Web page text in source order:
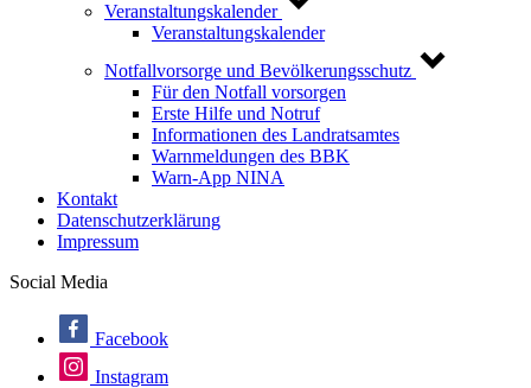
Veranstaltungskalender
Veranstaltungskalender
Notfallvorsorge und Bevölkerungsschutz
Für den Notfall vorsorgen
Erste Hilfe und Notruf
Informationen des Landratsamtes
Warnmeldungen des BBK
Warn-App NINA
Kontakt
Datenschutzerklärung
Impressum
Social Media
Facebook
Instagram